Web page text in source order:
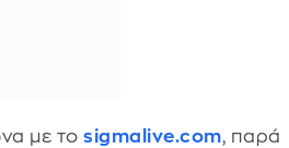
με τοsigmalive.com, παρά